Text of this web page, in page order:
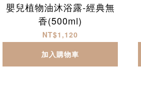
嬰兒植物油沐浴露-經典無
香(500ml)
NT$1,120
加入購物車